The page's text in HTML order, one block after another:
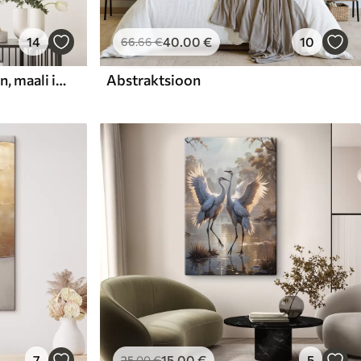
14
Abstraktne kompositsioon, maali imitatsioon
66.66€40.00€ 10
Abstraktsioon